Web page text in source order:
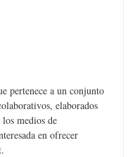
pertenece a un conjunto
elaborados
medios de
en ofrecer